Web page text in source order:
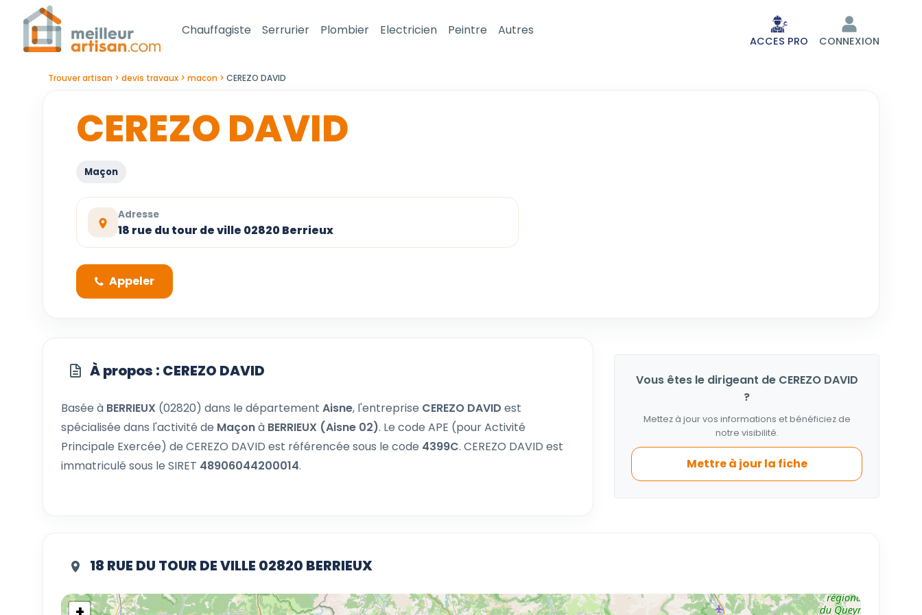
Chauffagiste Serrurier Plombier Electricien Peintre Autres
ACCES PRO CONNEXION
Trouver artisan devis travaux macon CEREZO DAVID
CEREZO DAVID
Maçon
Adresse
18 rue du tour de ville 02820 Berrieux
Appeler
À propos : CEREZO DAVID
Basée à BERRIEUX (02820) dans le département Aisne, l'entreprise CEREZO DAVID est
spécialisée dans l'activité de Maçonà BERRIEUX (Aisne 02). Le code APE (pour Activité
Principale Exercée) de CEREZO DAVID est référencée sous le code 4399C. CEREZO DAVID est
immatriculé sous le SIRET 48906044200014.
Vous êtes le dirigeant de CEREZO DAVID
?
Mettez à jour vos informations et bénéficiez de
notre visibilité.
Mettre à jour la fiche
18 RUE DU TOUR DE VILLE 02820 BERRIEUX